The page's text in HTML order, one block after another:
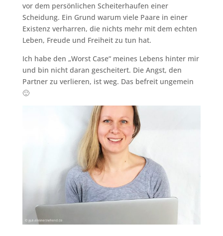
vor dem persönlichen Scheiterhaufen einer
Scheidung. Ein Grund warum viele Paare in einer
Existenz verharren, die nichts mehr mit dem echten
Leben, Freude und Freiheit zu tun hat.
Ich habe den „Worst Case“ meines Lebens hinter mir
und bin nicht daran gescheitert. Die Angst, den
Partner zu verlieren, ist weg. Das befreit ungemein
🙂